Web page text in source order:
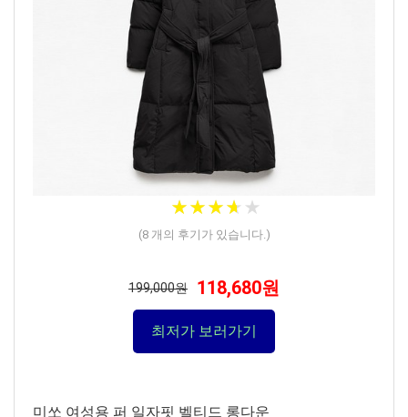
★★★★ ★
★★★★ ★
(8개의 후기가 있습니다.)
199,000원 118,680원
최저가 보러가기
미쏘 여성용 퍼 일자핏 벨티드 롱다운